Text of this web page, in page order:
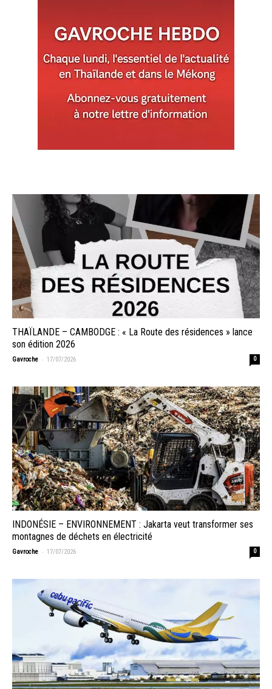
THAÏLANDE – CAMBODGE : « La Route des résidences » lance
son édition 2026
Gavroche - 17/07/2026 0
INDONÉSIE – ENVIRONNEMENT : Jakarta veut transformer ses
montagnes de déchets en électricité
Gavroche - 17/07/2026 0